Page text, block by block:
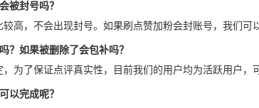
被封号吗？
较高，不会出现封号。如果刷点赞加粉会封账号，我们可
？如果被删除了会包补吗？
，为了保证点评真实性，目前我们的用户均为活跃用户，
以完成呢？